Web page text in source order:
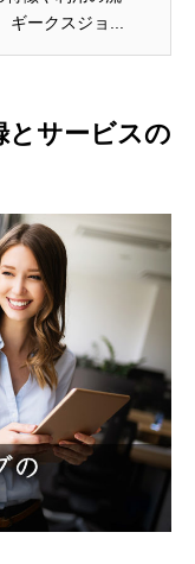
ギークスジョ...
とサービスの